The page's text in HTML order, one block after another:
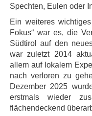
Spechten, Eulen oder
Ein weiteres
Fokus“ war es, die
Südtirol auf den
war zuletzt 2014
allem auf lokalem
nach verloren zu
Dezember 2025
erstmals wieder
flächendeckend